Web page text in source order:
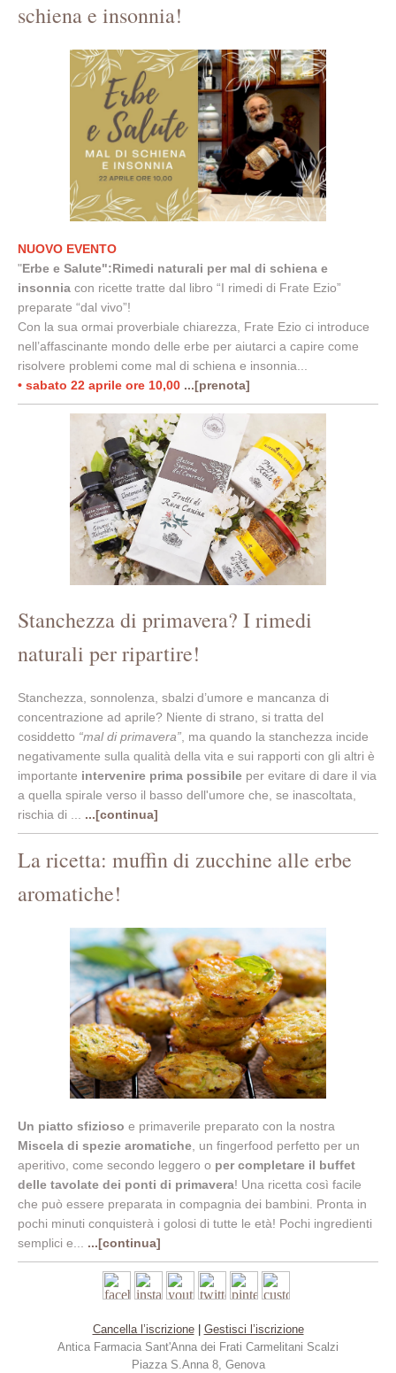
schiena e insonnia!
NUOVO EVENTO
"Erbe e Salute":Rimedi naturali per mal di schiena e
insonnia con ricette tratte dal libro “I rimedi di Frate Ezio”
preparate “dal vivo”!
Con la sua ormai proverbiale chiarezza, Frate Ezio ci introduce
nell’affascinante mondo delle erbe per aiutarci a capire come
risolvere problemi come mal di schiena e insonnia...
• sabato 22 aprile ore 10,00 ...[prenota]
Stanchezza di primavera? I rimedi
naturali per ripartire!
Stanchezza, sonnolenza, sbalzi d’umore e mancanza di
concentrazione ad aprile? Niente di strano, si tratta del
cosiddetto “mal di primavera” , ma quando la stanchezza incide
negativamente sulla qualità della vita e sui rapporti con gli altri è
importante intervenire prima possibile per evitare di dare il via
a quella spirale verso il basso dell'umore che, se inascoltata,
rischia di ... ...[continua]
La ricetta: muffin di zucchine alle erbe
aromatiche!
Un piatto sfizioso e primaverile preparato con la nostra
Miscela di spezie aromatiche , un fingerfood perfetto per un
aperitivo, come secondo leggero o per completare il buffet
delle tavolate dei ponti di primavera! Una ricetta così facile
che può essere preparata in compagnia dei bambini. Pronta in
pochi minuti conquisterà i golosi di tutte le età! Pochi ingredienti
semplici e...
...[continua]
Cancella l’iscrizione| Gestisci l’iscrizione
Antica Farmacia Sant'Anna dei Frati Carmelitani Scalzi
Piazza S.Anna 8, Genova